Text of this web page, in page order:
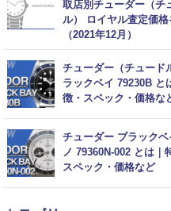
取店別チューダー（チ
ル） ロイヤル査定価格
（2021年12月）
チューダー（チュード
ラックベイ 79230B と
徴・スペック・価格な
チューダー ブラックベ
ノ 79360N-002 とは｜
スペック・価格など